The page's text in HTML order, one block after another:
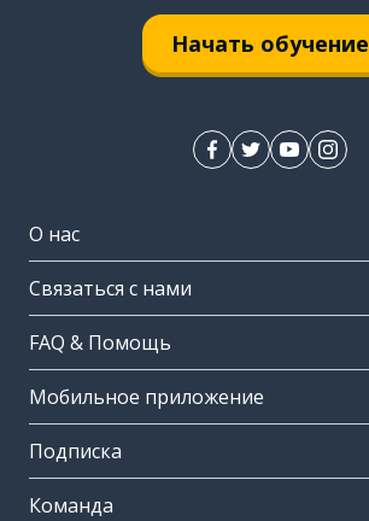
Начать обучение
О нас
Связаться с нами
FAQ & Помощь
Мобильное приложение
Подписка
Команда